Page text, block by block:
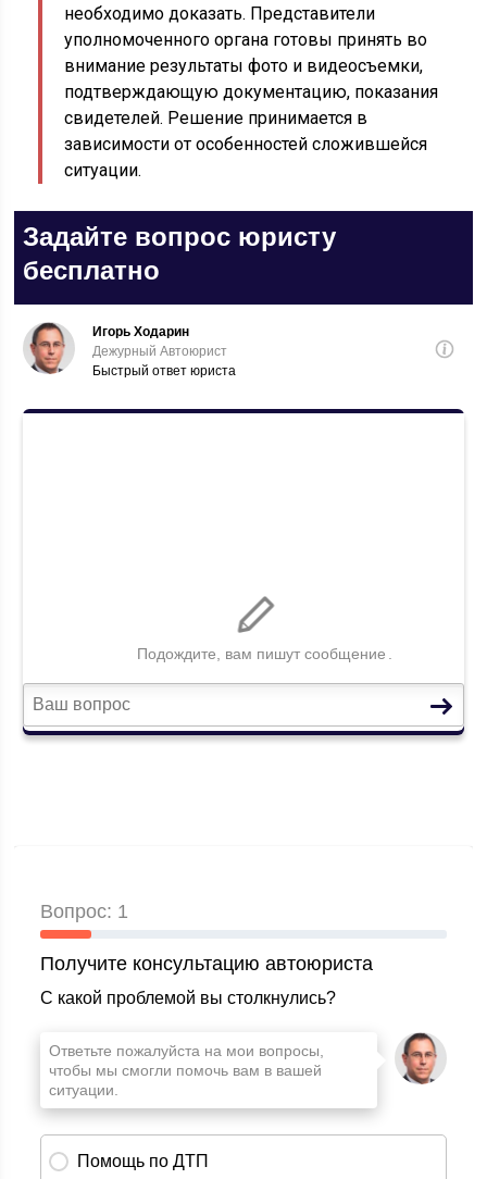
необходимо доказать. Представители
уполномоченного органа готовы принять во
внимание результаты фото и видеосъемки,
подтверждающую документацию, показания
свидетелей. Решение принимается в
зависимости от особенностей сложившейся
ситуации.